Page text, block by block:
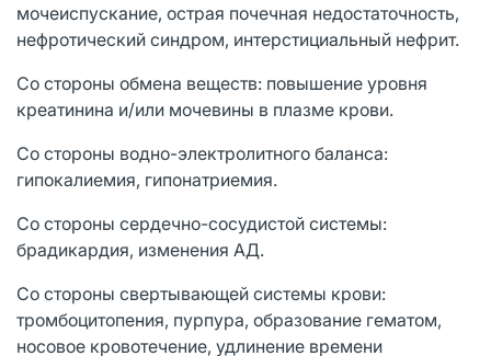
мочеиспускание, острая почечная недостаточность,
нефротический синдром, интерстициальный нефрит.
Со стороны обмена веществ: повышение уровня
креатинина и/или мочевины в плазме крови.
Со стороны водно-электролитного баланса:
гипокалиемия, гипонатриемия.
Со стороны сердечно-сосудистой системы:
брадикардия, изменения АД.
Со стороны свертывающей системы крови:
тромбоцитопения, пурпура, образование гематом,
носовое кровотечение, удлинение времени